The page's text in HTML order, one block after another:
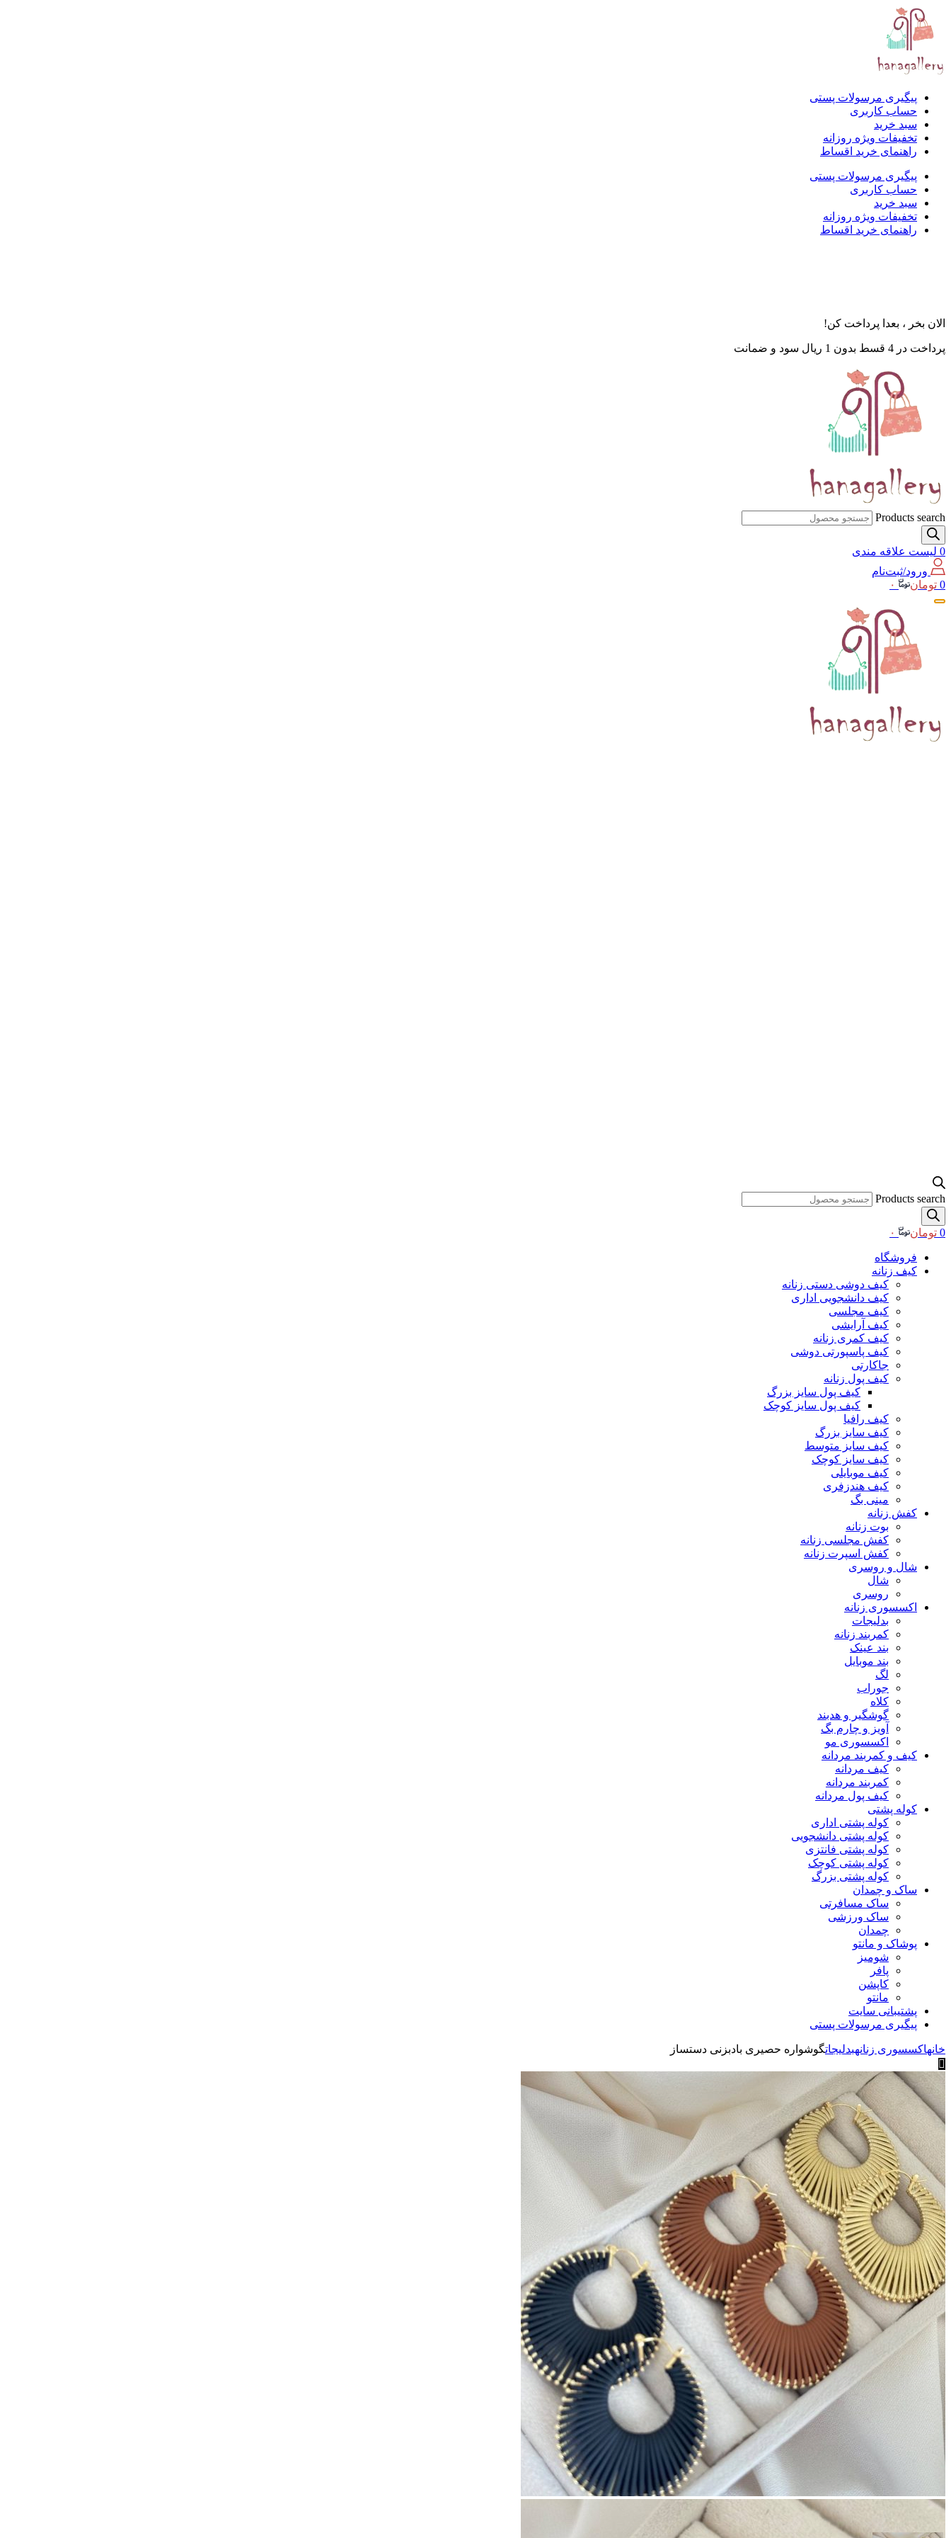
پیگیری مرسولات پستی
حساب کاربری
سبد خرید
تخفیفات ویژه روزانه
راهنمای خرید اقساط
پیگیری مرسولات پستی
حساب کاربری
سبد خرید
تخفیفات ویژه روزانه
راهنمای خرید اقساط
الان بخر ، بعدا پرداخت کن!
پرداخت در 4 قسط بدون 1 ریال سود و ضمانت
Products search
0 لیست علاقه مندی
ورود/ثبت‌نام
0 تومان
Products search
0 تومان
فروشگاه
کیف زنانه
کیف دوشی دستی زنانه
کیف دانشجویی اداری
کیف مجلسی
کیف آرایشی
کیف کمری زنانه
کیف پاسپورتی دوشی
جاکارتی
کیف پول زنانه
کیف پول سایز بزرگ
کیف پول سایز کوچک
کیف رافیا
کیف سایز بزرگ
کیف سایز متوسط
کیف سایز کوچک
کیف موبایلی
کیف هندزفری
مینی بگ
کفش زنانه
بوت زنانه
کفش مجلسی زنانه
کفش اسپرت زنانه
شال و روسری
شال
روسری
اکسسوری زنانه
بدلیجات
کمربند زنانه
بند عینک
بند موبایل
لگ
جوراب
کلاه
گوشگیر و هدبند
آویز و چارم بگ
اکسسوری مو
کیف و کمربند مردانه
کیف مردانه
کمربند مردانه
کیف پول مردانه
کوله پشتی
کوله پشتی اداری
کوله پشتی دانشجویی
کوله پشتی فانتزی
کوله پشتی کوچک
کوله پشتی بزرگ
ساک و چمدان
ساک مسافرتی
ساک ورزشی
چمدان
پوشاک و مانتو
شومیز
پافر
کاپشن
مانتو
پشتیبانی سایت
پیگیری مرسولات پستی
خانهاکسسوری زنانهبدلیجاتگوشواره حصیری بادبزنی دستساز